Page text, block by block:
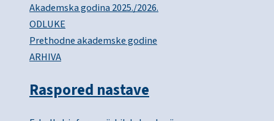
Akademska godina 2025./2026.
ODLUKE
Prethodne akademske godine
ARHIVA
Raspored nastave